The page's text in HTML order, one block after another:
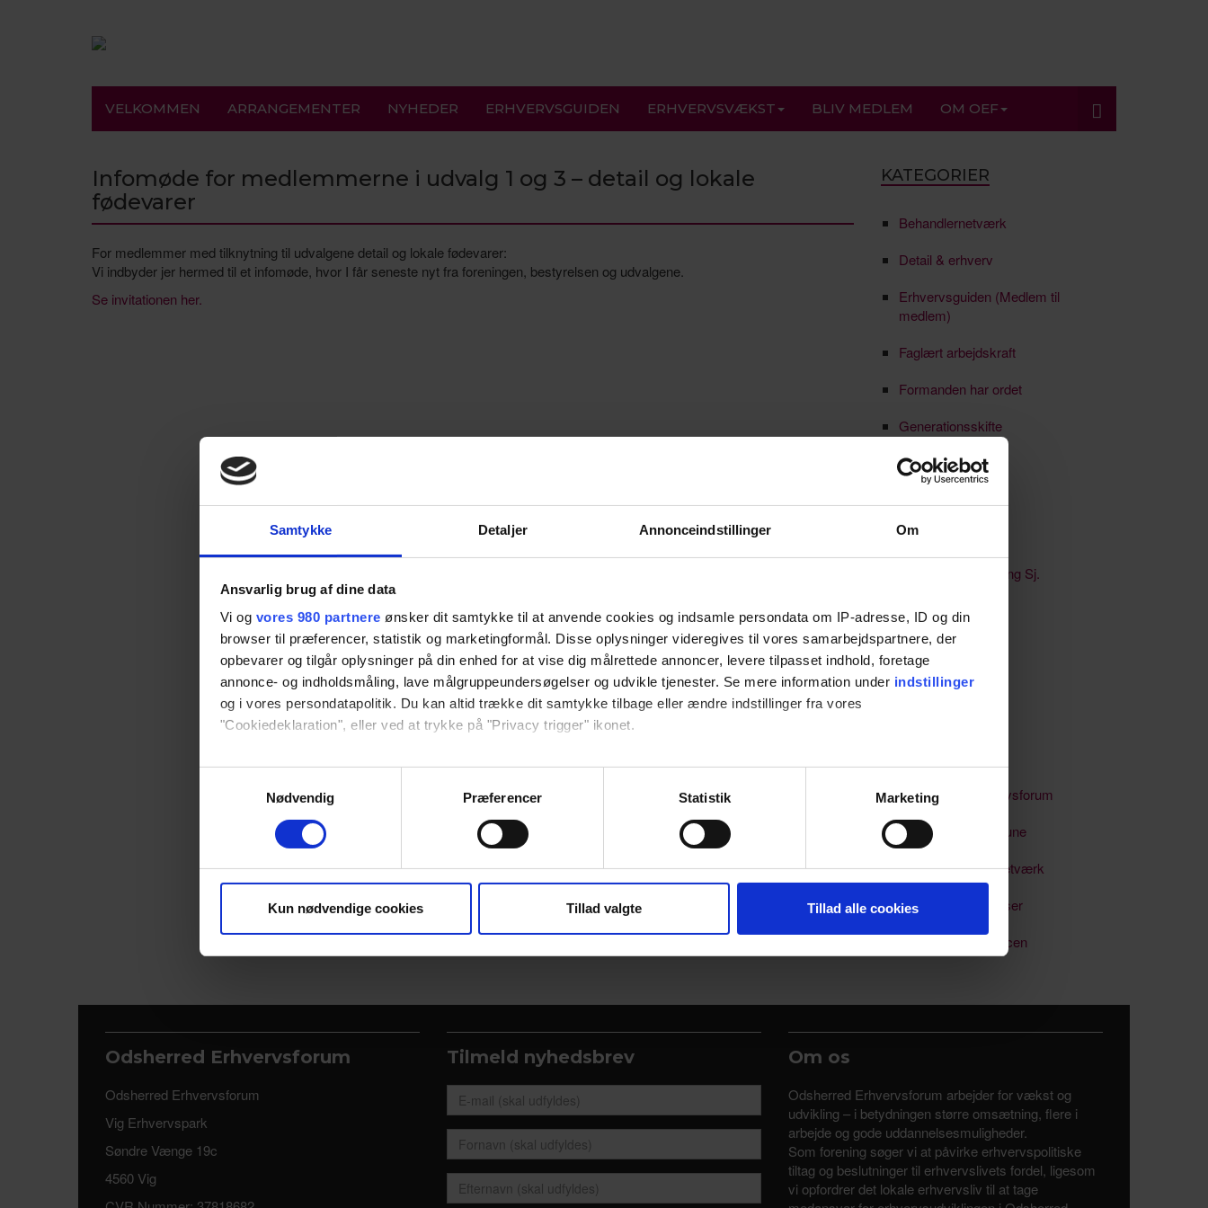
Samtykke Detaljer Annonceindstillinger Om
Ansvarlig brug af dine data
Vi og vores 980 partnere ønsker dit samtykke til at anvende cookies og indsamle persondata om IP-adresse, ID og din
browser til præferencer, statistik og marketingformål. Disse oplysninger videregives til vores samarbejdspartnere, der
opbevarer og tilgår oplysninger på din enhed for at vise dig målrettede annoncer, levere tilpasset indhold, foretage
annonce- og indholdsmåling, lave målgruppeundersøgelser og udvikle tjenester. Se mere information under indstillinger
og i vores persondatapolitik. Du kan altid trække dit samtykke tilbage eller ændre indstillinger fra vores
"Cookiedeklaration", eller ved at trykke på "Privacy trigger" ikonet.
Dine valg anvendes på hele websitet.
vores trafik. Vi deler også oplysninger om din brug af vores hjemmeside med vores partnere inden for sociale medier,
Nødvendig
Præferencer Statistik Marketing
Kun nødvendige cookies Tillad valgte Tillad alle cookies
VELKOMMEN ARRANGEMENTER NYHEDER ERHVERVSGUIDEN ERHVERVSVÆKST BLIV MEDLEM OM OEF
Infomøde for medlemmerne i udvalg 1 og 3 – detail og lokale
fødevarer
For medlemmer med tilknytning til udvalgene detail og lokale fødevarer:
Vi indbyder jer hermed til et infomøde, hvor I får seneste nyt fra foreningen, bestyrelsen og udvalgene.
Se invitationen her.
KATEGORIER
Behandlernetværk
Detail & erhverv
Erhvervsguiden (Medlem til
medlem)
Faglært arbejdskraft
Formanden har ordet
Generationsskifte
HR-netværk
Jobmarked
Købstaden Nykøbing Sj.
Kultur & events
Lærlinge & elever
Netværk
Odsherred Erhvervsforum
Odsherred Kommune
Soloselvstændignetværk
Uddannelse & kurser
Uddannelsesalliancen
Odsherred Erhvervsforum
Odsherred Erhvervsforum
Vig Erhvervspark
Søndre Vænge 19c
4560 Vig
Tilmeld nyhedsbrev Om os
Odsherred Erhvervsforum arbejder for vækst og
udvikling – i betydningen større omsætning, flere i
arbejde og gode uddannelsesmuligheder.
Som forening søger vi at påvirke erhvervspolitiske
tiltag og beslutninger til erhvervslivets fordel, ligesom
vi opfordrer det lokale erhvervsliv til at tage